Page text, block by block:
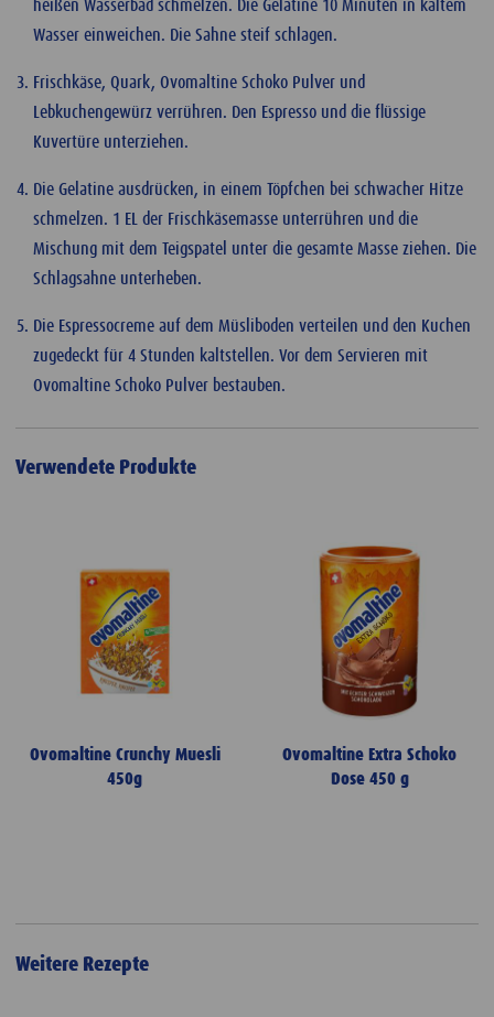
heißen Wasserbad schmelzen. Die Gelatine 10 Minuten in kaltem
Wasser einweichen. Die Sahne steif schlagen.
Frischkäse, Quark, Ovomaltine Schoko Pulver und
Lebkuchengewürz verrühren. Den Espresso und die flüssige
Kuvertüre unterziehen.
Die Gelatine ausdrücken, in einem Töpfchen bei schwacher Hitze
schmelzen. 1 EL der Frischkäsemasse unterrühren und die
Mischung mit dem Teigspatel unter die gesamte Masse ziehen. Die
Schlagsahne unterheben.
Die Espressocreme auf dem Müsliboden verteilen und den Kuchen
zugedeckt für 4 Stunden kaltstellen. Vor dem Servieren mit
Ovomaltine Schoko Pulver bestauben.
Verwendete Produkte
Ovomaltine Crunchy Muesli
450g
Ovomaltine Extra Schoko
Dose 450 g
Weitere Rezepte